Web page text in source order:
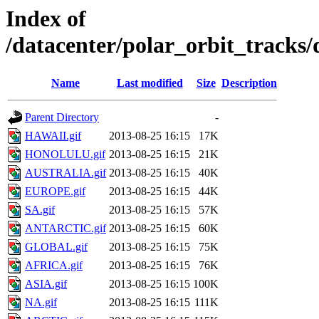
Index of
/datacenter/polar_orbit_tracks/
Name Last modified Size Description
Parent Directory
-
HAWAII.gif
2013-08-25 16:15
17K
HONOLULU.gif 2013-08-25 16:15
21K
AUSTRALIA.gif 2013-08-25 16:15
40K
EUROPE.gif
2013-08-25 16:15
44K
SA.gif
2013-08-25 16:15
57K
ANTARCTIC.gif 2013-08-25 16:15
60K
GLOBAL.gif
2013-08-25 16:15
75K
AFRICA.gif
2013-08-25 16:15
76K
ASIA.gif
2013-08-25 16:15 100K
NA.gif
2013-08-25 16:15 111K